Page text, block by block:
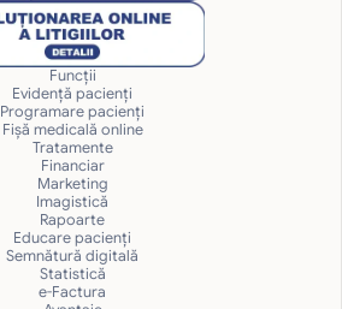
Funcții
Evidență pacienți
Programare pacienți
Fișă medicală online
Tratamente
Financiar
Marketing
Imagistică
Rapoarte
Educare pacienți
Semnătură digitală
Statistică
e-Factura